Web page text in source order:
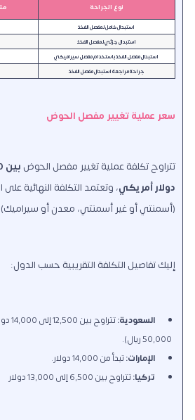
نوع الجراحة
استبدال كامل لمفصل الفخذ
استبدال جزئي لمفصل الفخذ
استبدال مفصل الفخذ باستخدام مفصل سيراميكي
جراحة مراجعة استبدال مفصل الفخذ
سعر عملية تغيير مفصل الحوض
تتراوح تكلفة عملية تغيير مفصل الحوض
دولار أمريكي، وتعتمد التكلفة النهائية
(أسمنتي أو غير أسمنتي، معدن أو
إليك تفاصيل التكلفة التقريبية حسب الدول:
السعودية:
50,000 ريال).
الإمارات:تبدأ من 14,000 دولار.
تركيا:تتراوح بين 6,500 إلى 13,000 دولار